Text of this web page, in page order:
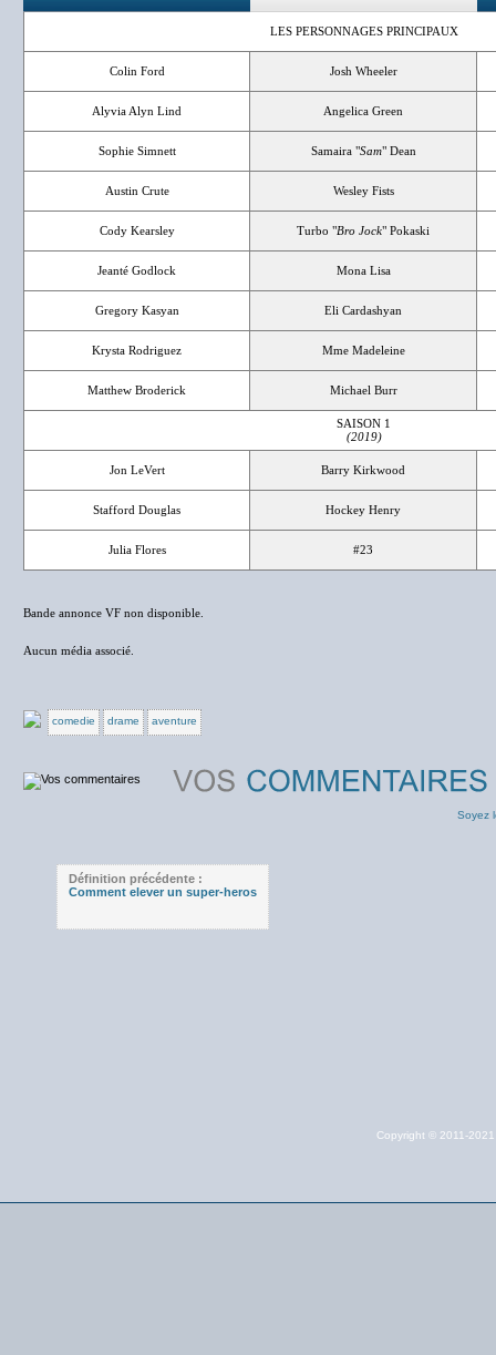
LES PERSONNAGES PRINCIPAUX
Colin Ford Josh Wheeler
Alyvia Alyn Lind Angelica Green
Sophie Simnett Samaira "Sam" Dean
Austin Crute Wesley Fists
Cody Kearsley Turbo "Bro Jock" Pokaski
Jeanté Godlock Mona Lisa
Gregory Kasyan Eli Cardashyan
Krysta Rodriguez Mme Madeleine
Matthew Broderick Michael Burr
SAISON 1
(2019)
Jon LeVert Barry Kirkwood
Stafford Douglas Hockey Henry
Julia Flores #23
Bande annonce VF non disponible.
Aucun média associé.
comedie drame aventure
Soyez
Définition précédente :
Comment elever un super-heros
Copyright © 2011-